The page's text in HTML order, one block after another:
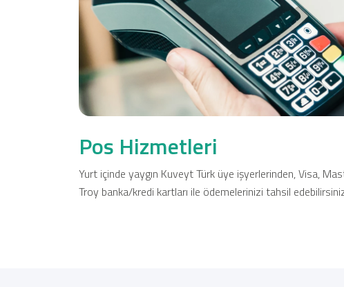
Sağlam Kart
Konut Finansmanı
Yatırım Fonları
Pos Hizmetleri
Yurt içinde yaygın Kuveyt Türk üye işyerlerinden, Visa,
Troy banka/kredi kartları ile ödemelerinizi tahsil